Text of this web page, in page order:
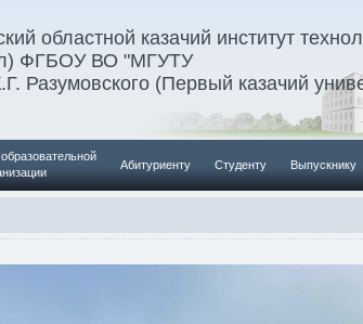
областной казачий институт
ФГБОУ ВО "МГУТУ
Разумовского (Первый казачий
Абитуриенту Студенту Выпускнику